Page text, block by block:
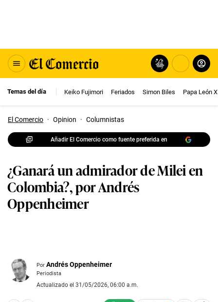
Temas del día Keiko Fujimori Feriados Simon Biles Papa León
El Comercio · Opinion · Columnistas
Añadir El Comercio como fuente preferida en
¿Ganará un admirador de Milei en
Colombia?, por Andrés
Oppenheimer
Por Andrés Oppenheimer
Periodista
Actualizado el 31/05/2026, 06:00 a.m.